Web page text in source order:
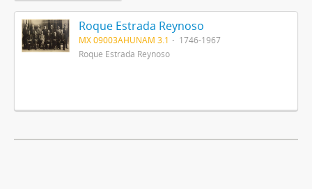
Roque Estrada Reynoso
MX 09003AHUNAM 3.1
1746-1967
Roque Estrada Reynoso